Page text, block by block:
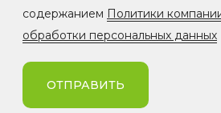
содержанием Политики
обработки персональных данных
ОТПРАВИТЬ